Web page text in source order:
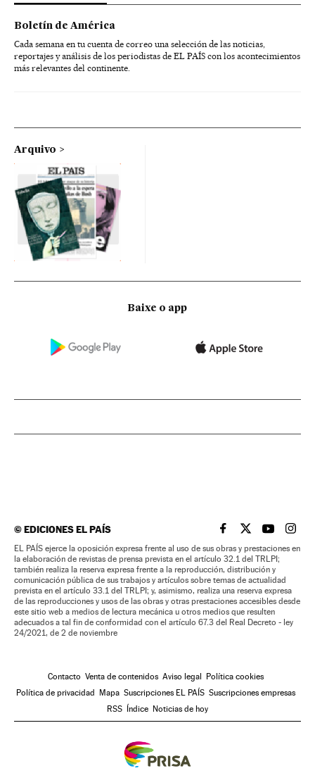
Boletín de América
Cada semana en tu cuenta de correo una selección de las noticias,
reportajes y análisis de los periodistas de EL PAÍS con los acontecimientos
más relevantes del continente.
Arquivo
Baixe o app
©EDICIONES EL PAÍS EL PAÍS BRASIL EN
EL PAÍSEL PAÍS
EL
EL PAÍS ejerce la oposición expresa frente al uso de sus obras y prestaciones en
la elaboración de revistas de prensa prevista en el artículo 32.1 del TRLPI;
también realiza la reserva expresa frente a la reproducción, distribución y
comunicación pública de sus trabajos y artículos sobre temas de actualidad
prevista en el artículo 33.1 del TRLPI; y, asimismo, realiza una reserva expresa
de las reproducciones y usos de las obras y otras prestaciones accesibles desde
este sitio web a medios de lectura mecánica u otros medios que resulten
adecuados a tal fin de conformidad con el artículo 67.3 del Real Decreto - ley
24/2021, de 2 de noviembre
Contacto Venta de contenidos Aviso legal Política cookies
Política de privacidad Mapa Suscripciones EL PAÍS Suscripciones empresas
RSS Índice Noticias de hoy